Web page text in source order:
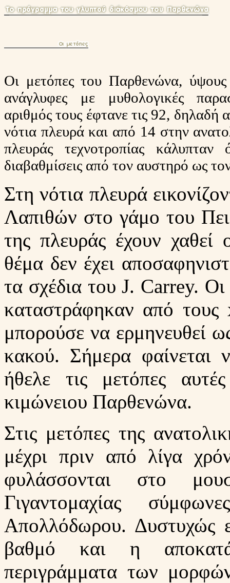
Οι μετόπες του Παρθενώνα,
ανάγλυφες με μυθολογικές
αριθμός τους έφτανε τις 92, δηλαδή
νότια πλευρά και από 14 στην
πλευράς τεχνοτροπίας κάλυπταν
διαβαθμίσεις από τον αυστηρό ως
Στη νότια πλευρά
Λαπιθών στο γάμο του
της πλευράς έχουν
θέμα δεν έχει
τα σχέδια του J. Carrey.
καταστράφηκαν από τους
μπορούσε να ερμηνευθεί
κακού. Σήμερα φαίνεται
ήθελε τις μετόπες
κιμώνειου Παρθενώνα.
Στις μετόπες της
μέχρι πριν από λίγα
φυλάσσονται στο
Γιγαντομαχίας
Απολλόδωρου. Δυστυχώς
βαθμό και η
περιγράμματα των